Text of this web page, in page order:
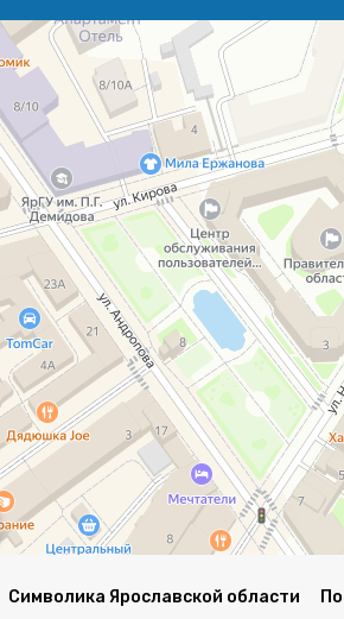
Символика Ярославской области